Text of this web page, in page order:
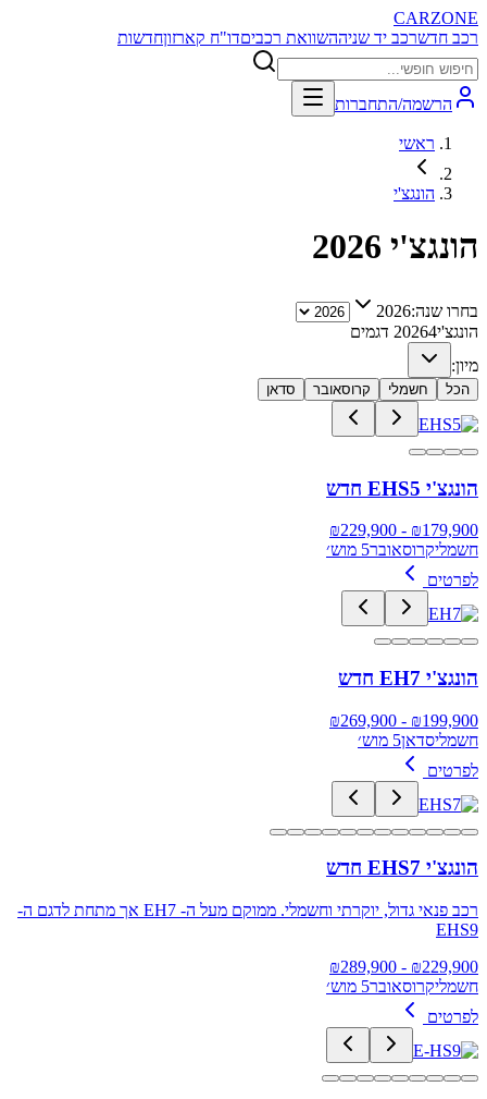
CARZONE
רכב חדשרכב יד שניההשוואת רכביםדו"ח קארזוןחדשות
הרשמה/התחברות
ראשי
הונגצ'י
הונגצ'י 2026
בחרו שנה:2026
הונגצ'י 20264
דגמים
מיון:
הכל חשמלי קרוסאובר סדאן
הונגצ'י EHS5 חדש
₪179,900
- ₪
229,900
חשמליקרוסאובר5 מוש׳
לפרטים
הונגצ'י EH7 חדש
₪199,900
- ₪
269,900
חשמליסדאן5 מוש׳
לפרטים
הונגצ'י EHS7 חדש
רכב פנאי גדול, יוקרתי וחשמלי. ממוקם מעל ה- EH7 אך מתחת לדגם ה-
EHS9
₪229,900
- ₪
289,900
חשמליקרוסאובר5 מוש׳
לפרטים